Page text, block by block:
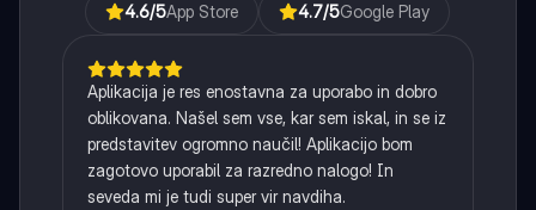
4.6/5App Store 4.7/5Google Play
Aplikacija je res enostavna za uporabo in dobro
oblikovana. Našel sem vse, kar sem iskal, in se iz
predstavitev ogromno naučil! Aplikacijo bom
zagotovo uporabil za razredno nalogo! In
seveda mi je tudi super vir navdiha.